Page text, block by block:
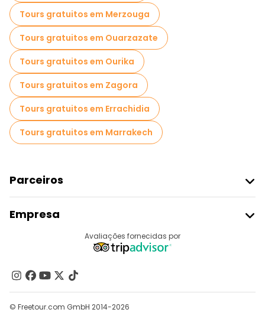
Tours gratuitos em Merzouga
Tours gratuitos em Ouarzazate
Tours gratuitos em Ourika
Tours gratuitos em Zagora
Tours gratuitos em Errachidia
Tours gratuitos em Marrakech
Parceiros
Registo Do Fornecedor
Programa De Afiliados
Empresa
Contacte-Nos
Grupos
Ajuda
Avaliações fornecidas por
© Freetour.com GmbH 2014-2026